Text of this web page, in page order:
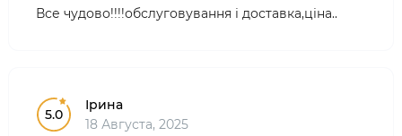
Все чудово!!!!обслуговування і доставка,ціна..
5.0
Ірина
18 Августа, 2025